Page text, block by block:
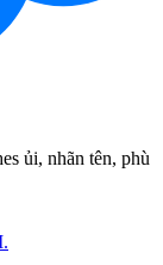
ủi, nhãn tên, phù